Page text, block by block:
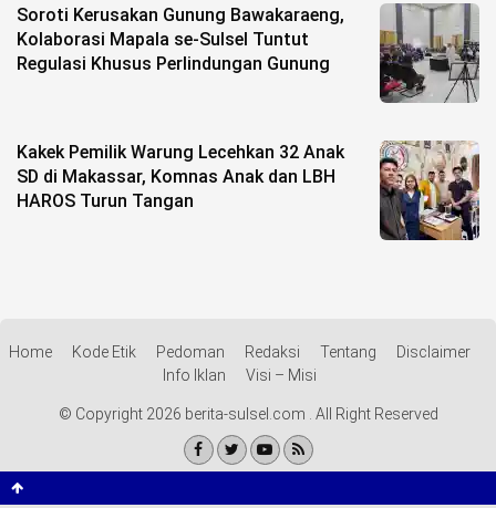
Soroti Kerusakan Gunung Bawakaraeng,
Kolaborasi Mapala se-Sulsel Tuntut
Regulasi Khusus Perlindungan Gunung
Kakek Pemilik Warung Lecehkan 32 Anak
SD di Makassar, Komnas Anak dan LBH
HAROS Turun Tangan
Home Kode Etik Pedoman Redaksi Tentang
Disclaimer
Info Iklan
Visi – Misi
© Copyright 2026 berita-sulsel.com . All Right Reserved